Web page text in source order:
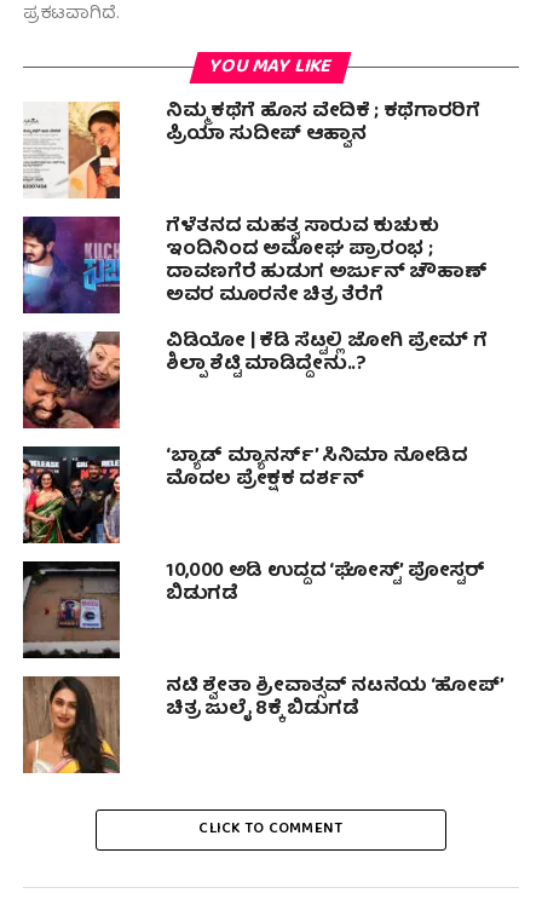
ಪ್ರಕಟವಾಗಿದೆ.
YOU MAY LIKE
ನಿಮ್ಮ ಕಥೆಗೆ ಹೊಸ ವೇದಿಕೆ ; ಕಥೆಗಾರರಿಗೆ
ಪ್ರಿಯಾ ಸುದೀಪ್‍ ಆಹ್ವಾನ
ಗೆಳೆತನದ ಮಹತ್ವ ಸಾರುವ ಕುಚುಕು
ಇಂದಿನಿಂದ ಅಮೋಘ ಪ್ರಾರಂಭ ;
ದಾವಣಗೆರೆ ಹುಡುಗ ಅರ್ಜುನ್ ಚೌಹಾಣ್
ಅವರ ಮೂರನೇ ಚಿತ್ರ ತೆರೆಗೆ
ವಿಡಿಯೋ | ಕೆಡಿ ಸೆಟ್ಟಲ್ಲಿ ಜೋಗಿ ಪ್ರೇಮ್‌ ಗೆ
ಶಿಲ್ಪಾ ಶೆಟ್ಟಿ ಮಾಡಿದ್ದೇನು..?
‘ಬ್ಯಾಡ್ ಮ್ಯಾನರ್ಸ್’ ಸಿನಿಮಾ ನೋಡಿದ
ಮೊದಲ‌ ಪ್ರೇಕ್ಷಕ ದರ್ಶನ್
10,000 ಅಡಿ ಉದ್ದದ ‘ಘೋಸ್ಟ್’ ಪೋಸ್ಟರ್
ಬಿಡುಗಡೆ
ನಟಿ ಶ್ವೇತಾ ಶ್ರೀವಾತ್ಸವ್ ನಟನೆಯ ‘ಹೋಪ್’
ಚಿತ್ರ ಜುಲೈ 8ಕ್ಕೆ ಬಿಡುಗಡೆ
CLICK TO COMMENT